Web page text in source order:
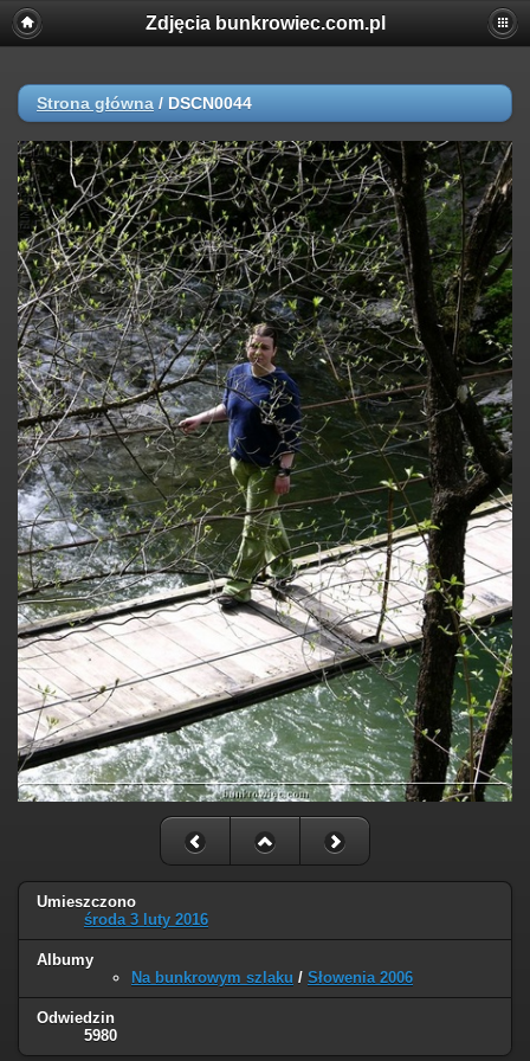
Zdjęcia bunkrowiec.com.pl
Strona główna / DSCN0044
Umieszczono
środa 3 luty 2016
Albumy
Na bunkrowym szlaku / Słowenia 2006
Odwiedzin
5980